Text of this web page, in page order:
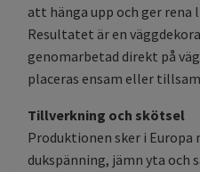
att hänga upp och ger rena
Resultatet är en
genomarbetad direkt på
placeras ensam eller
Tillverkning och skötsel
Produktionen sker i Europa
dukspänning, jämn yta och